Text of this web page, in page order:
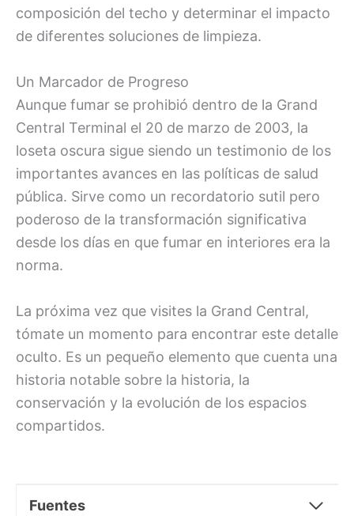
composición del techo y determinar el impacto
de diferentes soluciones de limpieza.
Un Marcador de Progreso
Aunque fumar se prohibió dentro de la Grand
Central Terminal el 20 de marzo de 2003, la
loseta oscura sigue siendo un testimonio de los
importantes avances en las políticas de salud
pública. Sirve como un recordatorio sutil pero
poderoso de la transformación significativa
desde los días en que fumar en interiores era la
norma.
La próxima vez que visites la Grand Central,
tómate un momento para encontrar este detalle
oculto. Es un pequeño elemento que cuenta una
historia notable sobre la historia, la
conservación y la evolución de los espacios
compartidos.
Fuentes